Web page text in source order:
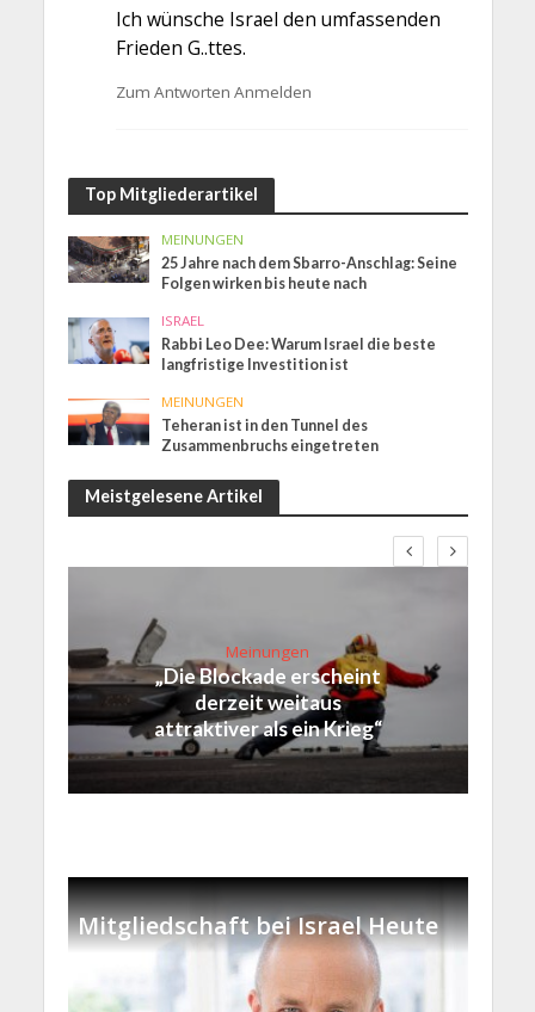
Ich wünsche Israel den umfassenden
Frieden G..ttes.
Zum Antworten Anmelden
Top Mitgliederartikel
MEINUNGEN
25 Jahre nach dem Sbarro-Anschlag: Seine
Folgen wirken bis heute nach
ISRAEL
Rabbi Leo Dee: Warum Israel die beste
langfristige Investition ist
MEINUNGEN
Teheran ist in den Tunnel des
Zusammenbruchs eingetreten
Meistgelesene Artikel
Meinungen
„Die Blockade erscheint
derzeit weitaus
attraktiver als ein Krieg“
Mitgliedschaft bei Israel Heute